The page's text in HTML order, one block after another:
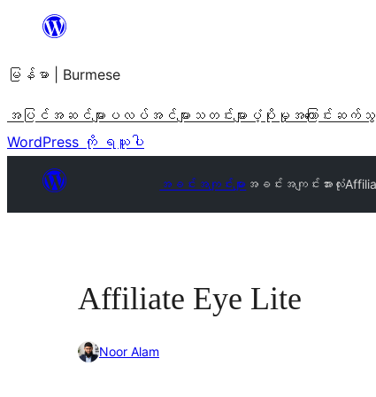
အကြောင်းအရာ
ကျော်သွား
ရန်
မြန်မာ | Burmese
အပြင်အဆင်များ ပလပ်အင်များ သတင်းများ ပံ့ပိုးမှု အကြောင်း ဆက်
WordPress ကို ရယူပါ
အခင်းအကျင်းများ အခင်းအကျင်းအားလုံး
Affiliate Eye Lite
Noor Alam